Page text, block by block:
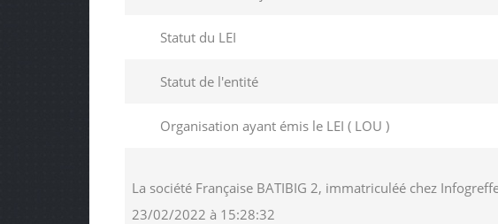
Statut du LEI
Statut de l'entité
Organisation ayant émis le LEI ( LOU )
La société Française BATIBIG 2, immatriculéé chez
23/02/2022 à 15:28:32